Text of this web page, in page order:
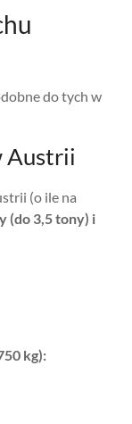
do tych w
Austrii
(o ile na
(do 3,5 tony) i
kg):